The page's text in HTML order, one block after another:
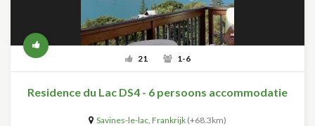
21 1-6
Residence du Lac DS4 - 6 persoons accommodatie
Savines-le-lac, Frankrijk (+68.3km)